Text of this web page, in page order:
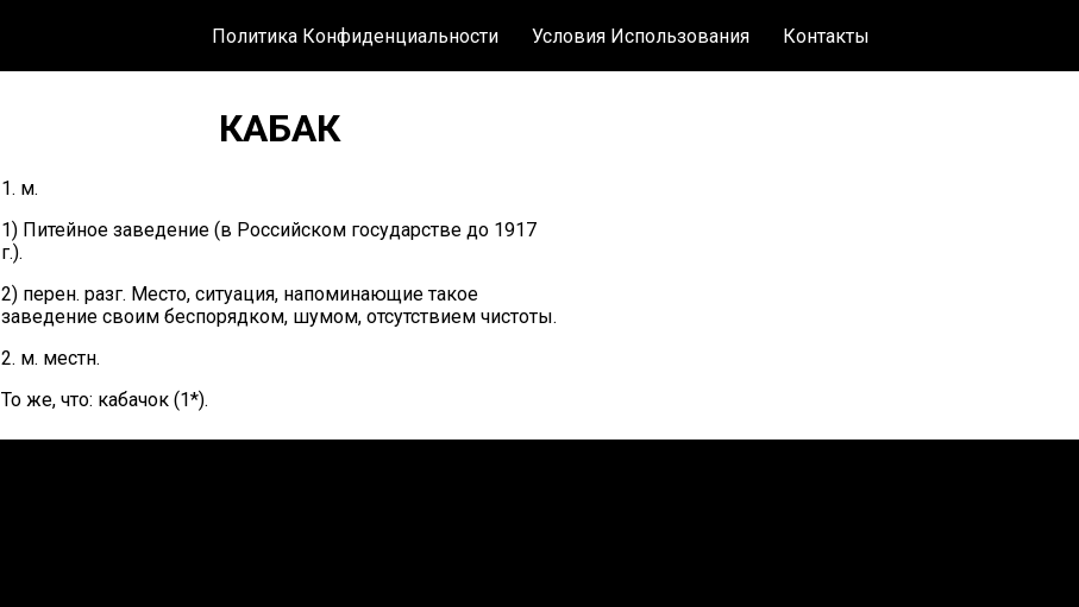
Политика Конфиденциальности Условия Использования Контакты
КАБАК
1. м.
1) Питейное заведение (в Российском государстве до 1917
г.).
2) перен. разг. Место, ситуация, напоминающие такое
заведение своим беспорядком, шумом, отсутствием чистоты.
2. м. местн.
То же, что: кабачок (1*).